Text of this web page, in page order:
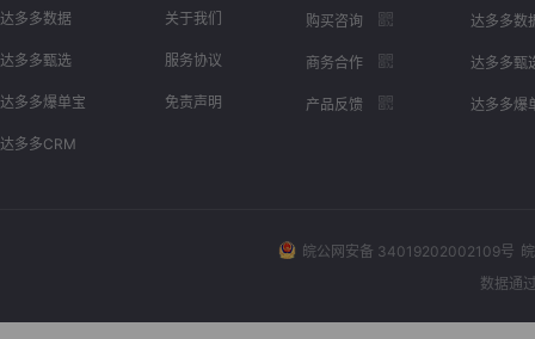
达多多数据
达多多甄选
达多多爆单宝
达多多CRM
关于我们
服务协议
免责声明
购买咨询
商务合作
产品反馈
达多多数
达多多甄
达多多爆
皖公网安备 34019202002109号
数据通